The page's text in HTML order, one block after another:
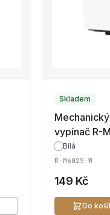
Skladem
vypínač R-
Bílá
R-M602S-W
149 Kč
Do